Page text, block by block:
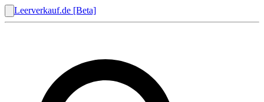
Leerverkauf.de [Beta]